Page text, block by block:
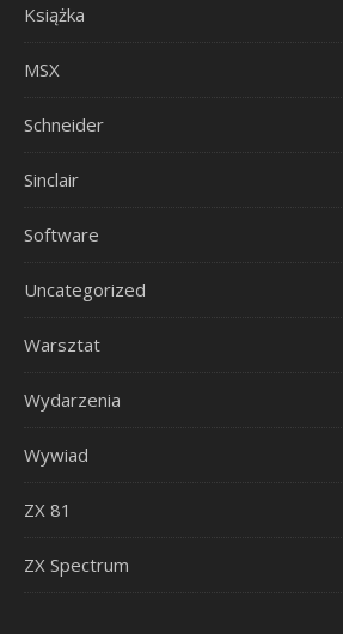
Książka
MSX
Schneider
Sinclair
Software
Uncategorized
Warsztat
Wydarzenia
Wywiad
ZX 81
ZX Spectrum